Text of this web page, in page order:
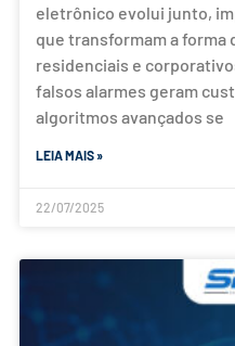
eletrônico evolui junto,
que transformam a
residenciais e
falsos alarmes geram
algoritmos avançados se
LEIA MAIS »
22/07/2025